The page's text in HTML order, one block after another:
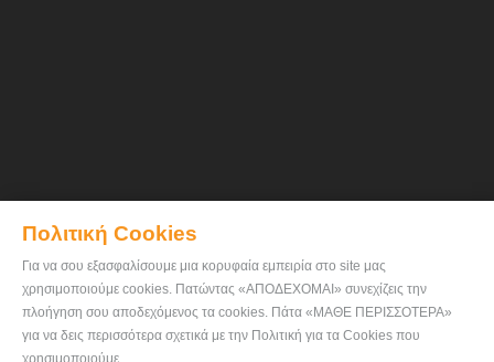
Πολιτική Cookies
Για να σου εξασφαλίσουμε μια κορυφαία εμπειρία στο site μας
χρησιμοποιούμε cookies. Πατώντας «ΑΠΟΔΕΧΟΜΑΙ» συνεχίζεις την
πλοήγηση σου αποδεχόμενος τα cookies. Πάτα «ΜΑΘΕ ΠΕΡΙΣΣΟΤΕΡΑ»
για να δεις περισσότερα σχετικά με την Πολιτική για τα Cookies που
χρησιμοποιούμε.